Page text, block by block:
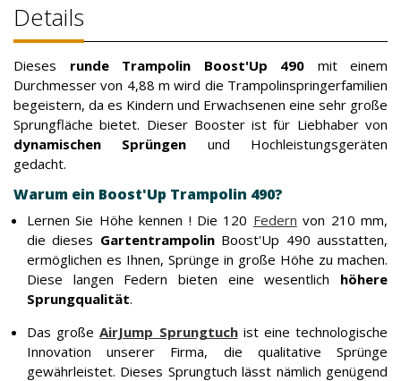
Details
Dieses runde Trampolin Boost'Up 490 mit einem
Durchmesser von 4,88 m wird die Trampolinspringerfamilien
begeistern, da es Kindern und Erwachsenen eine sehr große
Sprungfläche bietet. Dieser Booster ist für Liebhaber von
dynamischen Sprüngen und Hochleistungsgeräten
gedacht.
Warum ein Boost'Up Trampolin 490?
Lernen Sie Höhe kennen ! Die 120 Federn von 210 mm,
die dieses Gartentrampolin Boost'Up 490 ausstatten,
ermöglichen es Ihnen, Sprünge in große Höhe zu machen.
Diese langen Federn bieten eine wesentlich höhere
Sprungqualität.
Das große AirJump Sprungtuch ist eine technologische
Innovation unserer Firma, die qualitative Sprünge
gewährleistet. Dieses Sprungtuch lässt nämlich genügend